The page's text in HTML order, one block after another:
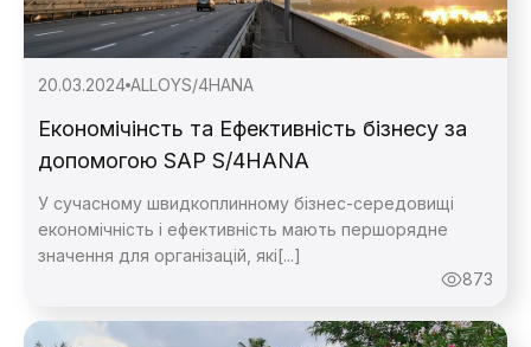
20.03.2024 ALLOYS/4HANA
Економічінсть та Ефективність бізнесу за
допомогою SAP S/4HANA
У сучасному швидкоплинному бізнес-середовищі
економічність і ефективність мають першорядне
значення для організацій, які[...]
873